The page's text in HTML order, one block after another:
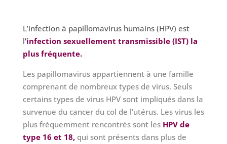
L’infection à papillomavirus humains (HPV) est
l’infection sexuellement transmissible (IST) la
plus fréquente.
Les papillomavirus appartiennent à une famille
comprenant de nombreux types de virus. Seuls
certains types de virus HPV sont impliqués dans la
survenue du cancer du col de l’utérus. Les virus les
plus fréquemment rencontrés sont les HPV de
type 16 et 18, qui sont présents dans plus de